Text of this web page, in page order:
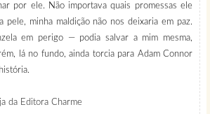
por ele. Não importava quais promessas ele
pele, minha maldição não nos deixaria em paz.
em perigo — podia salvar a mim mesma,
lá no fundo, ainda torcia para Adam Connor
da Editora Charme